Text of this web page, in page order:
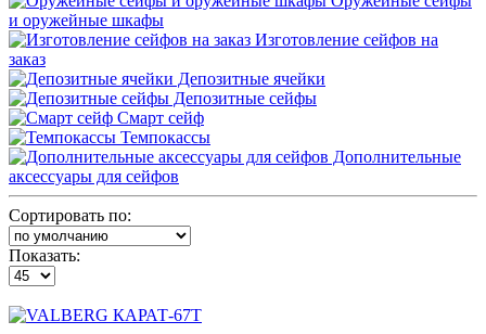
и оружейные шкафы
Изготовление сейфов на
заказ
Депозитные ячейки
Депозитные сейфы
Смарт сейф
Темпокассы
Дополнительные
аксессуары для сейфов
Сортировать по:
Показать: